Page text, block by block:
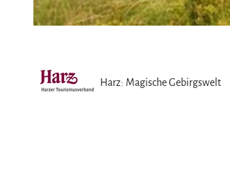
Harz: Magische Gebirgswelt